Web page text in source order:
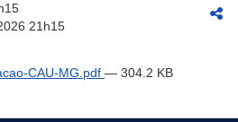
21h15
CAU-MG.pdf — 304.2 KB